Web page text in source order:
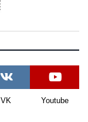
VK Youtube